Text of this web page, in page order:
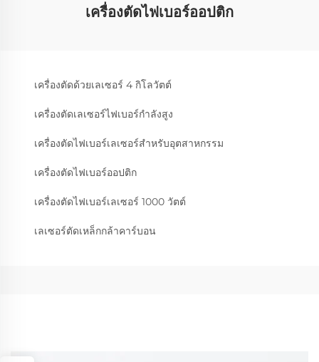
เครื่องตัดไฟเบอร์ออปติก
เครื่องตัดด้วยเลเซอร์ 4 กิโลวัตต์
เครื่องตัดเลเซอร์ไฟเบอร์กำลังสูง
เครื่องตัดไฟเบอร์เลเซอร์สำหรับอุตสาหกรรม
เครื่องตัดไฟเบอร์ออปติก
เครื่องตัดไฟเบอร์เลเซอร์ 1000 วัตต์
เลเซอร์ตัดเหล็กกล้าคาร์บอน